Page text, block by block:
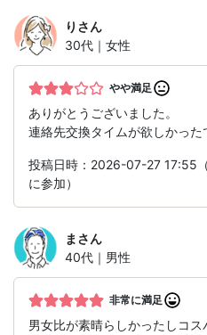
り さん
30代｜女性
やや満足
ありがとうございました。
連絡先交換タイムが欲しかった
投稿日時：2026-07-27 17:55
に参加）
ま さん
40代｜男性
非常に満足
男女比が素晴らしかったしコ